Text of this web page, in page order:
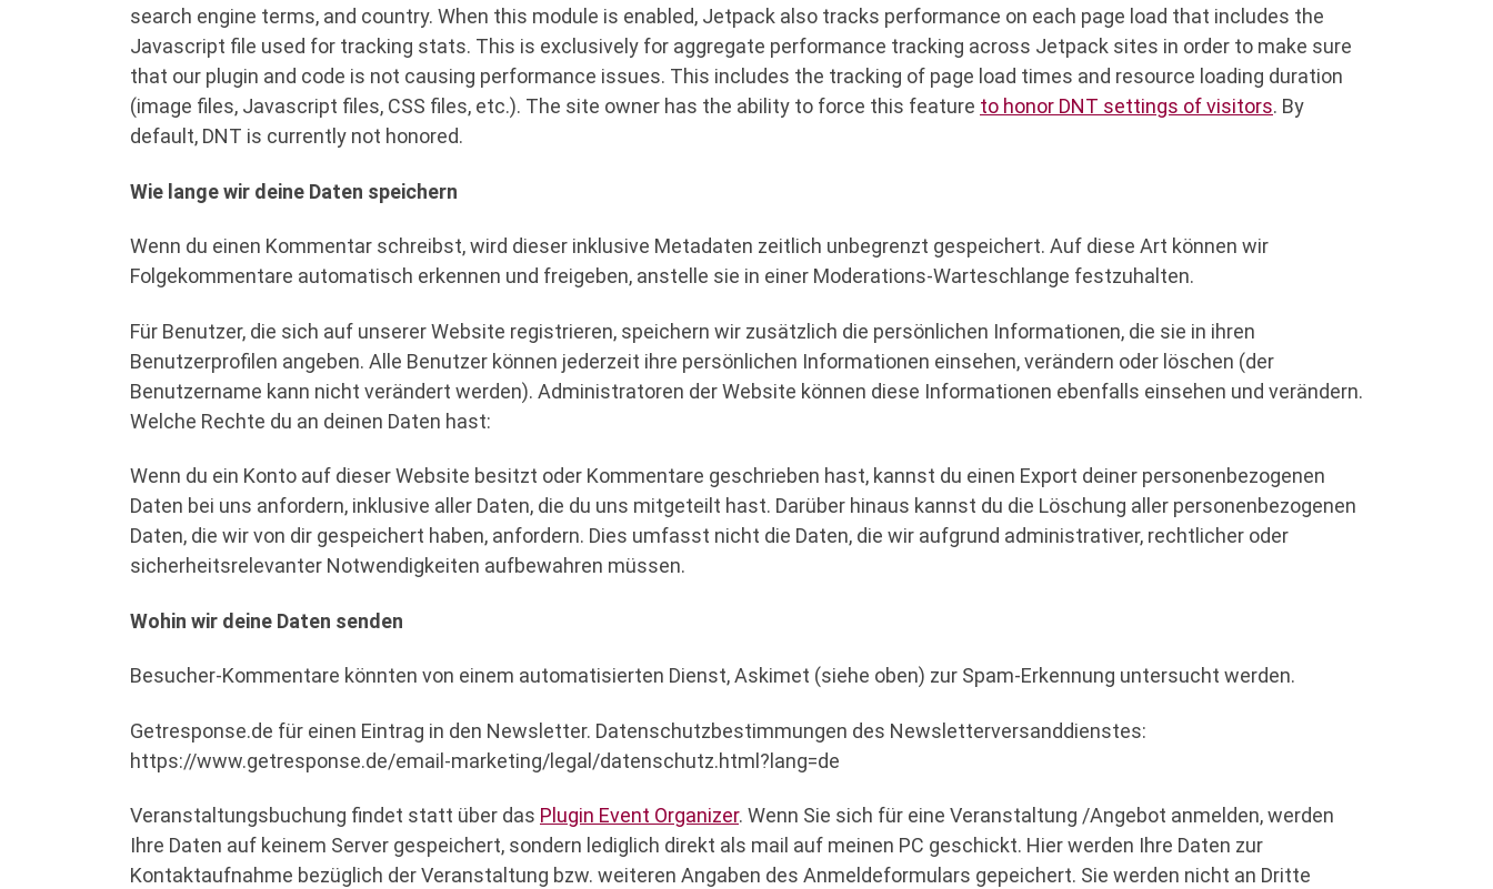
search engine terms, and country. When this module is enabled, Jetpack also tracks performance on each page load that includes the
Javascript file used for tracking stats. This is exclusively for aggregate performance tracking across Jetpack sites in order to make sure
that our plugin and code is not causing performance issues. This includes the tracking of page load times and resource loading duration
(image files, Javascript files, CSS files, etc.). The site owner has the ability to force this feature to honor DNT settings of visitors. By
default, DNT is currently not honored.
Wie lange wir deine Daten speichern
Wenn du einen Kommentar schreibst, wird dieser inklusive Metadaten zeitlich unbegrenzt gespeichert. Auf diese Art können wir
Folgekommentare automatisch erkennen und freigeben, anstelle sie in einer Moderations-Warteschlange festzuhalten.
Für Benutzer, die sich auf unserer Website registrieren, speichern wir zusätzlich die persönlichen Informationen, die sie in ihren
Benutzerprofilen angeben. Alle Benutzer können jederzeit ihre persönlichen Informationen einsehen, verändern oder löschen (der
Benutzername kann nicht verändert werden). Administratoren der Website können diese Informationen ebenfalls einsehen und verändern.
Welche Rechte du an deinen Daten hast:
Wenn du ein Konto auf dieser Website besitzt oder Kommentare geschrieben hast, kannst du einen Export deiner personenbezogenen
Daten bei uns anfordern, inklusive aller Daten, die du uns mitgeteilt hast. Darüber hinaus kannst du die Löschung aller personenbezogenen
Daten, die wir von dir gespeichert haben, anfordern. Dies umfasst nicht die Daten, die wir aufgrund administrativer, rechtlicher oder
sicherheitsrelevanter Notwendigkeiten aufbewahren müssen.
Wohin wir deine Daten senden
Besucher-Kommentare könnten von einem automatisierten Dienst, Askimet (siehe oben) zur Spam-Erkennung untersucht werden.
Getresponse.de für einen Eintrag in den Newsletter. Datenschutzbestimmungen des Newsletterversanddienstes:
https://www.getresponse.de/email-marketing/legal/datenschutz.html?lang=de
Veranstaltungsbuchung findet statt über das Plugin Event Organizer. Wenn Sie sich für eine Veranstaltung /Angebot anmelden, werden
Ihre Daten auf keinem Server gespeichert, sondern lediglich direkt als mail auf meinen PC geschickt. Hier werden Ihre Daten zur
Kontaktaufnahme bezüglich der Veranstaltung bzw. weiteren Angaben des Anmeldeformulars gepeichert. Sie werden nicht an Dritte